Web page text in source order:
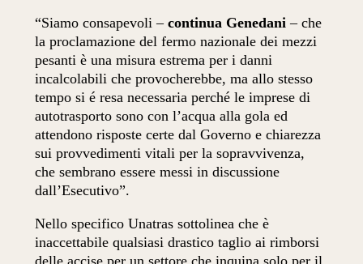
“Siamo consapevoli –continua Genedani – che
la proclamazione del fermo nazionale dei mezzi
pesanti è una misura estrema per i danni
incalcolabili che provocherebbe, ma allo stesso
tempo si é resa necessaria perché le imprese di
autotrasporto sono con l’acqua alla gola ed
attendono risposte certe dal Governo e chiarezza
sui provvedimenti vitali per la sopravvivenza,
che sembrano essere messi in discussione
dall’Esecutivo”.
Nello specifico Unatras sottolinea che è
inaccettabile qualsiasi drastico taglio ai rimborsi
delle accise per un settore che inquina solo per il